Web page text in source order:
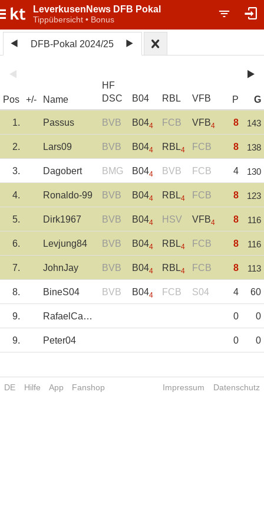
LeverkusenNews DFB Pokal
Tippübersicht • Bonus
DFB-Pokal 2024/25
Pos +/- Name
HF
DSC
B04 RBL VFB P G
1. Passus BVB B044 FCB VFB4 8 143
2. Lars09 BVB B044 RBL4 FCB 8 138
3. Dagobert BMG B044 BVB FCB 4 130
4. Ronaldo-99 BVB B044 RBL4 FCB 8 123
5. Dirk1967 BVB B044 HSV VFB4 8 116
6. Levjung84 BVB B044 RBL4 FCB 8 116
7. JohnJay BVB B044 RBL4 FCB 8 113
8. BineS04 BVB B044 FCB S04 4 60
9. RafaelCastello 0 0
9. Peter04 0 0
DE Hilfe App Fanshop Impressum Datenschutz